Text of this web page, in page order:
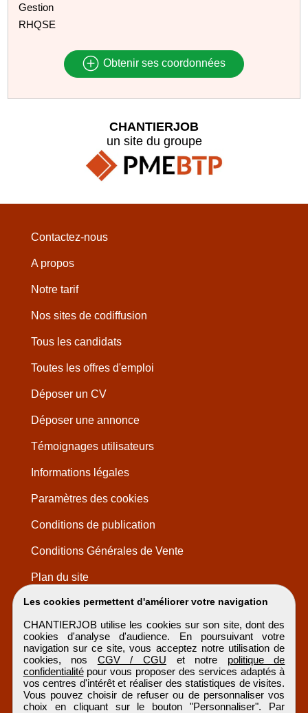
Gestion
RHQSE
Obtenir ses coordonnées
Les cookies permettent d'améliorer votre navigation
CHANTIERJOB utilise les cookies sur son site, dont des
cookies d'analyse d'audience. En poursuivant votre
navigation sur ce site, vous acceptez notre utilisation de
cookies, nos CGV / CGU et notre politique de
confidentialitépour vous proposer des services adaptés à
vos centres d'intérêt et réaliser des statistiques de visites.
Vous pouvez choisir de refuser ou de personnaliser vos
choix en cliquant sur le bouton "Personnaliser". Par
CHANTIERJOB
un site du groupe
Contactez-nous
A propos
Notre tarif
Nos sites de codiffusion
Tous les candidats
Toutes les offres d'emploi
Déposer un CV
Déposer une annonce
Témoignages utilisateurs
Informations légales
Paramètres des cookies
Conditions de publication
Conditions Générales de Vente
Plan du site